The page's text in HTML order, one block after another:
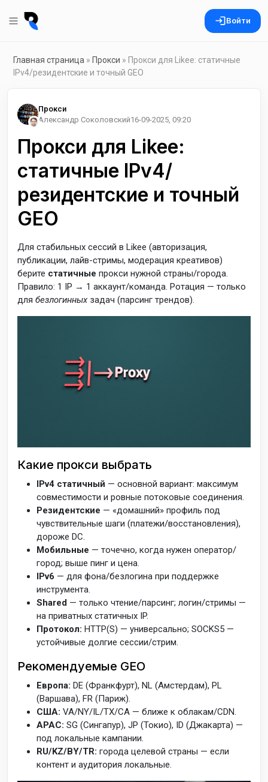
Войти
Главная страница » Прокси » Прокси для Likee: статичные
IPv4/резидентские и точный GEO
Прокси
Александр Соколовский16-09-2025, 09:20
Прокси для Likee:
статичные IPv4/
резидентские и точный
GEO
Для стабильных сессий в Likee (авторизация,
публикации, лайв-стримы, модерация креативов)
берите статичные прокси нужной страны/города.
Правило: 1 IP → 1 аккаунт/команда. Ротация — только
для безлогинныхзадач (парсинг трендов).
Какие прокси выбрать
IPv4 статичный — основной вариант: максимум
совместимости и ровные потоковые соединения.
Резидентские — «домашний» профиль под
чувствительные шаги (платежи/восстановления),
дороже DC.
Мобильные — точечно, когда нужен оператор/
город; выше пинг и цена.
IPv6 — для фона/безлогина при поддержке
инструмента.
Shared — только чтение/парсинг; логин/стримы —
на приватных статичных IP.
Протокол: HTTP(S) — универсально; SOCKS5 —
устойчивые долгие сессии/стрим.
Рекомендуемые GEO
Европа: DE (Франкфурт), NL (Амстердам), PL
(Варшава), FR (Париж).
США: VA/NY/IL/TX/CA — ближе к облакам/CDN.
APAC: SG (Сингапур), JP (Токио), ID (Джакарта) —
под локальные кампании.
RU/KZ/BY/TR: города целевой страны — если
контент и аудитория локальные.